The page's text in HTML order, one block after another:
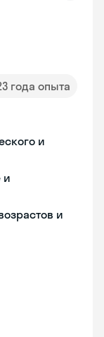
года опыта
и
и
и